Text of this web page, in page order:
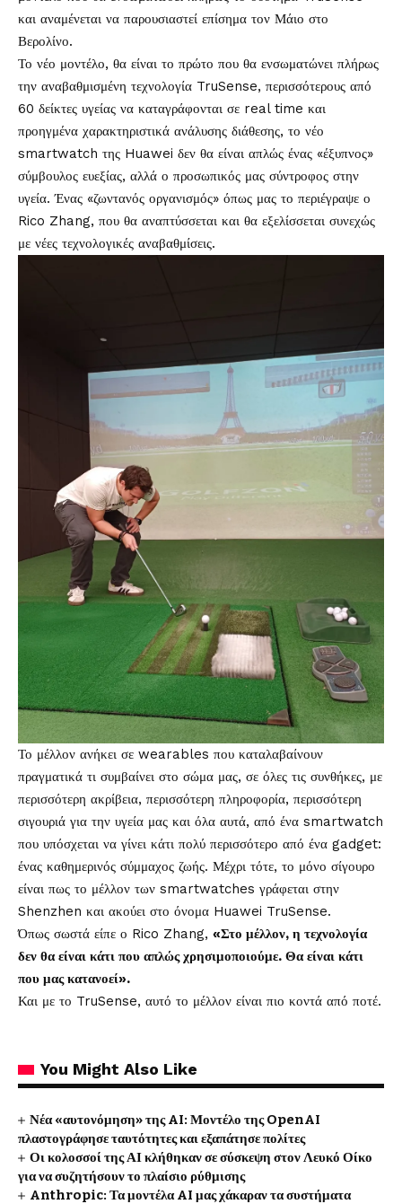
και αναμένεται να παρουσιαστεί επίσημα τον Μάιο στο
Βερολίνο.
Το νέο μοντέλο, θα είναι το πρώτο που θα ενσωματώνει πλήρως
την αναβαθμισμένη τεχνολογία TruSense, περισσότερους από
60 δείκτες υγείας να καταγράφονται σε real time και
προηγμένα χαρακτηριστικά ανάλυσης διάθεσης, το νέο
smartwatch της Huawei δεν θα είναι απλώς ένας «έξυπνος»
σύμβουλος ευεξίας, αλλά ο προσωπικός μας σύντροφος στην
υγεία. Ένας «ζωντανός οργανισμός» όπως μας το περιέγραψε ο
Rico Zhang, που θα αναπτύσσεται και θα εξελίσσεται συνεχώς
με νέες τεχνολογικές αναβαθμίσεις.
Το μέλλον ανήκει σε wearables που καταλαβαίνουν
πραγματικά τι συμβαίνει στο σώμα μας, σε όλες τις συνθήκες, με
περισσότερη ακρίβεια, περισσότερη πληροφορία, περισσότερη
σιγουριά για την υγεία μας και όλα αυτά, από ένα smartwatch
που υπόσχεται να γίνει κάτι πολύ περισσότερο από ένα gadget:
ένας καθημερινός σύμμαχος ζωής. Μέχρι τότε, το μόνο σίγουρο
είναι πως το μέλλον των smartwatches γράφεται στην
Shenzhen και ακούει στο όνομα Huawei TruSense.
Όπως σωστά είπε ο Rico Zhang, «Στο μέλλον, η τεχνολογία
δεν θα είναι κάτι που απλώς χρησιμοποιούμε. Θα είναι κάτι
που μας κατανοεί».
Και με το TruSense, αυτό το μέλλον είναι πιο κοντά από ποτέ.
You Might Also Like
Νέα «αυτονόμηση» της AI: Μοντέλο της OpenAI
πλαστογράφησε ταυτότητες και εξαπάτησε πολίτες
Οι κολοσσοί της ΑΙ κλήθηκαν σε σύσκεψη στον Λευκό Οίκο
για να συζητήσουν το πλαίσιο ρύθμισης
Anthropic: Τα μοντέλα AI μας χάκαραν τα συστήματα